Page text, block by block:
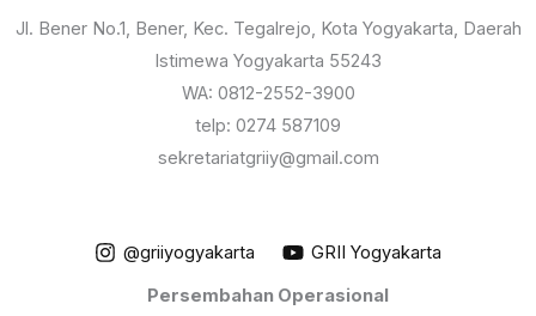
Jl. Bener No.1, Bener, Kec. Tegalrejo, Kota Yogyakarta, Daerah
Istimewa Yogyakarta 55243
WA: 0812-2552-3900
telp: 0274 587109
sekretariatgriiy@gmail.com
@griiyogyakarta
GRII Yogyakarta
Persembahan Operasional